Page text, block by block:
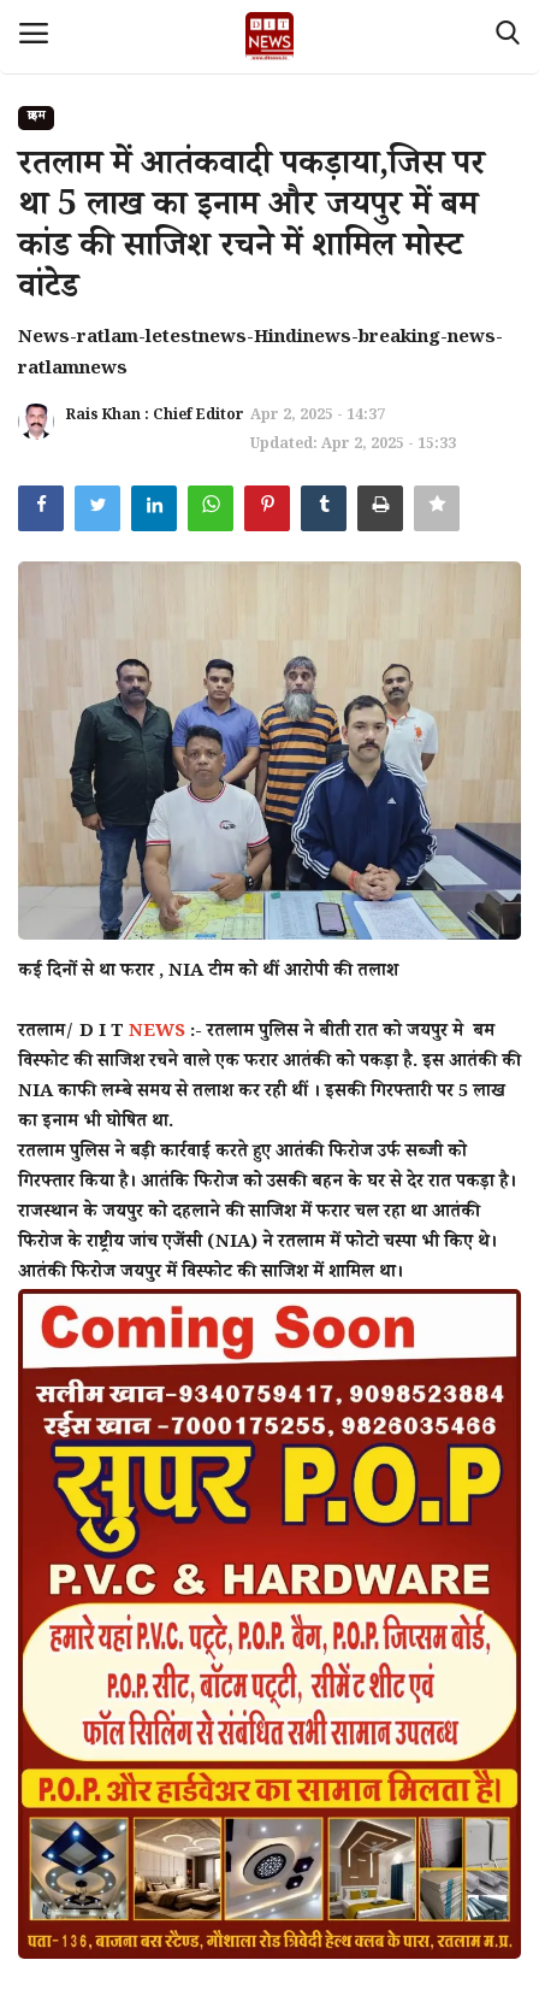
Login Register
Home
देश
Contact
About Us
Privacy policy
राजनीती
शहर
क्राइम
मनोरंजन
टेक्नोलॉजी
क्राइम
रतलाम में आतंकवादी पकड़ाया,जिस पर
था 5 लाख का इनाम और जयपुर में बम
कांड की साजिश रचने में शामिल मोस्ट
वांटेड
News-ratlam-letestnews-Hindinews-breaking-news-
ratlamnews
Rais Khan : Chief Editor Apr 2, 2025 - 14:37
Updated: Apr 2, 2025 - 15:33
कई दिनों से था फरार , NIA टीम को थीं आरोपी की तलाश
रतलाम/ D I T NEWS :-रतलाम पुलिस ने बीती रात को जयपुर मे बम
विस्फोट की साजिश रचने वाले एक फरार आतंकी को पकड़ा है. इस आतंकी की
NIA काफी लम्बे समय से तलाश कर रही थीं । इसकी गिरफ्तारी पर 5 लाख
का इनाम भी घोषित था.
रतलाम पुलिस ने बड़ी कार्रवाई करते हुए आतंकी फिरोज उर्फ सब्जी को
गिरफ्तार किया है। आतंकि फिरोज को उसकी बहन के घर से देर रात पकड़ा है।
राजस्थान के जयपुर को दहलाने की साजिश में फरार चल रहा था आतंकी
फिरोज के राष्ट्रीय जांच एजेंसी (NIA) ने रतलाम में फोटो चस्पा भी किए थे।
आतंकी फिरोज जयपुर में विस्फोट की साजिश में शामिल था।